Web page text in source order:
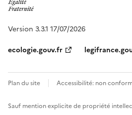
Version 3.3.1 17/07/2026
ecologie.gouv.fr
Plan du site Accessibilité: non
Sauf mention explicite de propriété